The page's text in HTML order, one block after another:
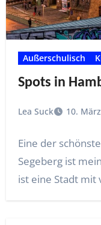
Außerschulisch
Spots in
Lea Suck 10.
Eine der
Segeberg ist
ist eine Stadt mit